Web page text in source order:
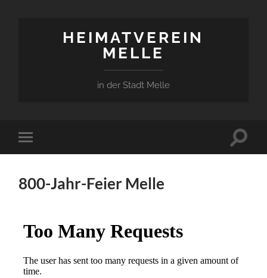
HEIMATVEREIN
MELLE
in der Stadt Melle
Mobile-
Menü
800-Jahr-Feier Melle